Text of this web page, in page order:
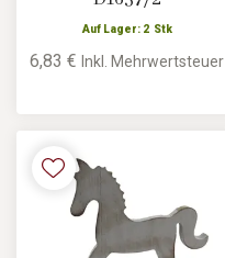
Auf Lager: 2 Stk
6,83 €Inkl. Mehrwertsteuer